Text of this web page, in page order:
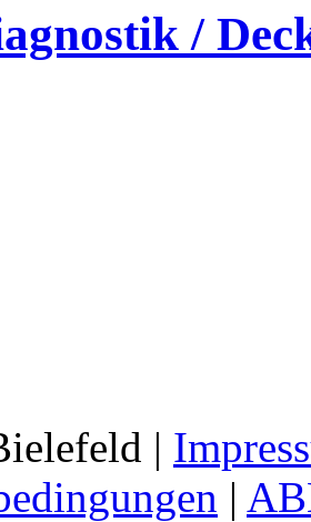
/
|
|